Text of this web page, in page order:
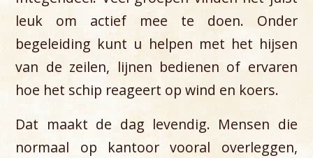
leuk om actief mee te doen. Onder
begeleiding kunt u helpen met het hijsen
van de zeilen, lijnen bedienen of ervaren
hoe het schip reageert op wind en koers.
Dat maakt de dag levendig. Mensen die
normaal op kantoor vooral overleggen,